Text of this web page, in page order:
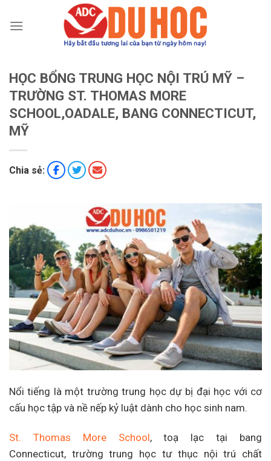
đến
HỌC BỔNG TRUNG HỌC NỘI TRÚ MỸ –
TRƯỜNG ST. THOMAS MORE
SCHOOL,OADALE, BANG CONNECTICUT,
MỸ
Chia sẻ:
Nổi tiếng là một trường trung học dự bị đại học với cơ
cấu học tập và nề nếp kỷ luật dành cho học sinh nam.
St. Thomas More School, toạ lạc tại bang
Connecticut, trường trung học tư thục nội trú chất